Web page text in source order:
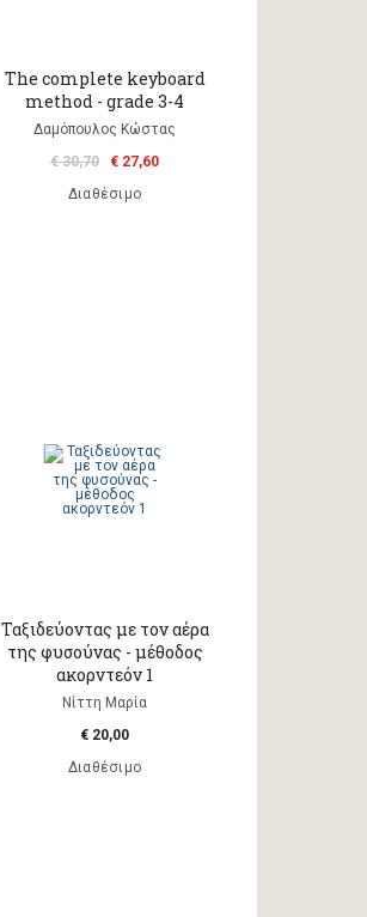
The complete keyboard
method - grade 3-4
Δαμόπουλος Κώστας
€ 30,70
€ 27,60
Διαθέσιμο
Ταξιδεύοντας με τον αέρα
της φυσούνας - μέθοδος
ακορντεόν 1
Νίττη Μαρία
€ 20,00
Διαθέσιμο